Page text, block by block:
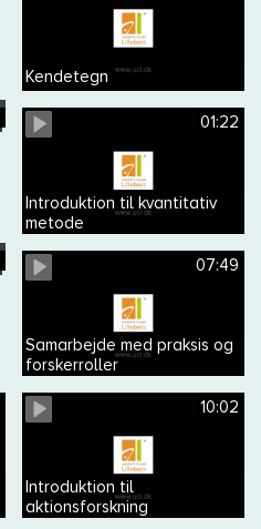
Kendetegn
01:22
Introduktion til kvantitativ
metode
07:49
Samarbejde med praksis og
forskerroller
10:02
Introduktion til
aktionsforskning